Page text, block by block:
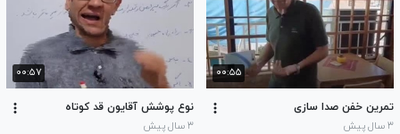
۰۰:۵۵
تمرین خفن صدا سازی
۳ سال پیش
۰۰:۵۷
نوع پوشش آقایون قد کوتاه
۳ سال پیش